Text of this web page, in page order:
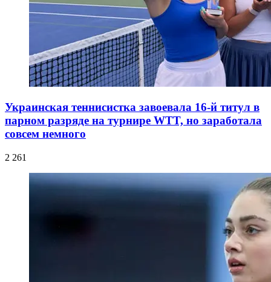
Украинская теннисистка завоевала 16-й титул в
парном разряде на турнире WTT, но заработала
совсем немного
2 261